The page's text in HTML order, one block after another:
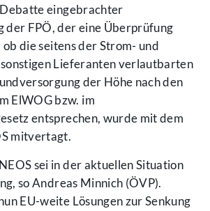
eingebrachter
der FPÖ, der eine Überprüfung
ob die seitens der Strom- und
Lieferanten verlautbarten
der Höhe nach den
ElWOG bzw. im
entsprechen, wurde mit dem
mitvertagt.
sei in der aktuellen Situation
so Andreas Minnich (ÖVP).
EU-weite Lösungen zur Senkung